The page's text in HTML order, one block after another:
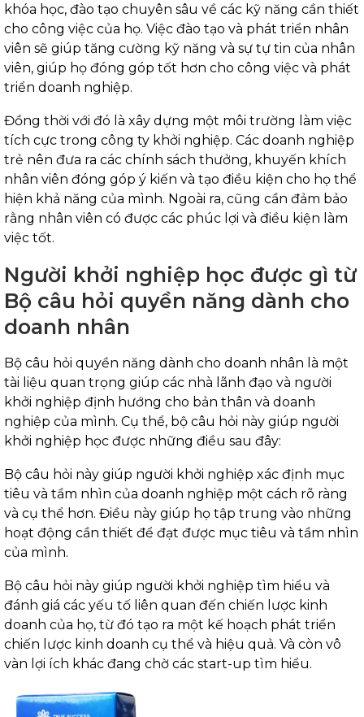
khóa học, đào tạo chuyên sâu về các kỹ năng cần thiết
cho công việc của họ. Việc đào tạo và phát triển nhân
viên sẽ giúp tăng cường kỹ năng và sự tự tin của nhân
viên, giúp họ đóng góp tốt hơn cho công việc và phát
triển doanh nghiệp.
Đồng thời với đó là xây dựng một môi trường làm việc
tích cực trong công ty khởi nghiệp. Các doanh nghiệp
trẻ nên đưa ra các chính sách thưởng, khuyến khích
nhân viên đóng góp ý kiến và tạo điều kiện cho họ thể
hiện khả năng của mình. Ngoài ra, cũng cần đảm bảo
rằng nhân viên có được các phúc lợi và điều kiện làm
việc tốt.
Người khởi nghiệp học được gì từ
Bộ câu hỏi quyền năng dành cho
doanh nhân
Bộ câu hỏi quyền năng dành cho doanh nhân là một
tài liệu quan trọng giúp các nhà lãnh đạo và người
khởi nghiệp định hướng cho bản thân và doanh
nghiệp của mình. Cụ thể, bộ câu hỏi này giúp người
khởi nghiệp học được những điều sau đây:
Bộ câu hỏi này giúp người khởi nghiệp xác định mục
tiêu và tầm nhìn của doanh nghiệp một cách rõ ràng
và cụ thể hơn. Điều này giúp họ tập trung vào những
hoạt động cần thiết để đạt được mục tiêu và tầm nhìn
của mình.
Bộ câu hỏi này giúp người khởi nghiệp tìm hiểu và
đánh giá các yếu tố liên quan đến chiến lược kinh
doanh của họ, từ đó tạo ra một kế hoạch phát triển
chiến lược kinh doanh cụ thể và hiệu quả. Và còn vô
vàn lợi ích khác đang chờ các start-up tìm hiểu.